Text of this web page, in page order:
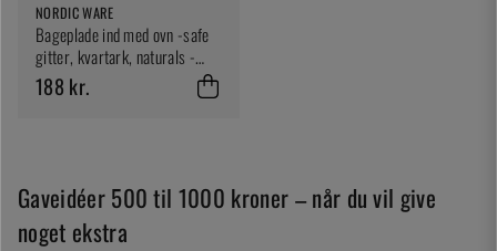
NORDIC WARE
Bageplade ind med ovn -safe
gitter, kvartark, naturals -
Nordic Ware
188 kr.
Gaveidéer 500 til 1000 kroner – når du vil give
noget ekstra